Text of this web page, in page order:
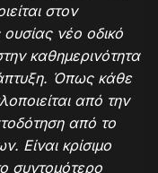
στον
νέο οδικό
καθημερινότητα
Όπως κάθε
από την
από το
Είναι κρίσιμο
συντομότερο